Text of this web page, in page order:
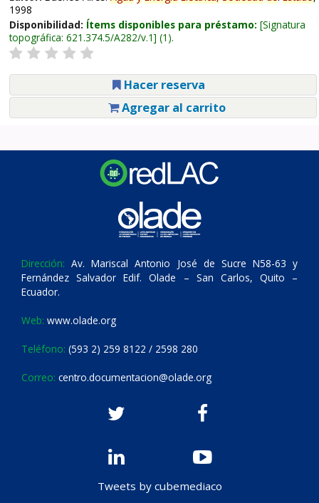
1998
Disponibilidad: Ítems disponibles para préstamo: Signatura
topográfica: 621.374.5/A282/v.1 (1).
Hacer reserva
Agregar al carrito
Dirección: Av. Mariscal Antonio José de Sucre N58-63 y
Fernández Salvador Edif. Olade – San Carlos, Quito –
Ecuador.
Web: www.olade.org
Teléfono: (593 2) 259 8122 / 2598 280
Correo: centro.documentacion@olade.org
Tweets by cubemediaco